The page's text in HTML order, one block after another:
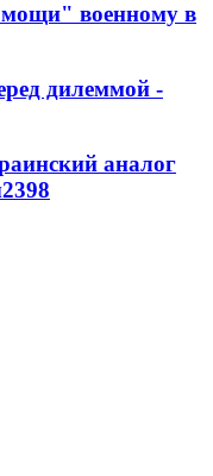
военному в
дилеммой -
аналог
2398